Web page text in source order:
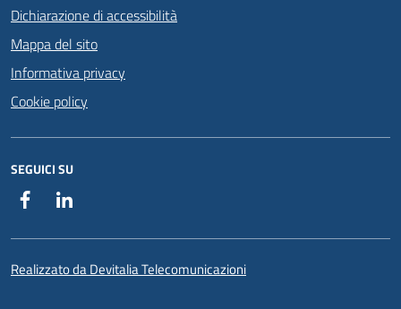
Dichiarazione di accessibilità
Mappa del sito
Informativa privacy
Cookie policy
SEGUICI SU
Facebook
Realizzato da Devitalia Telecomunicazioni